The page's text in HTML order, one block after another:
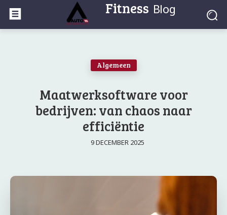
Fitness Blog
Algemeen
Maatwerksoftware voor
bedrijven: van chaos naar
efficiëntie
9 DECEMBER 2025